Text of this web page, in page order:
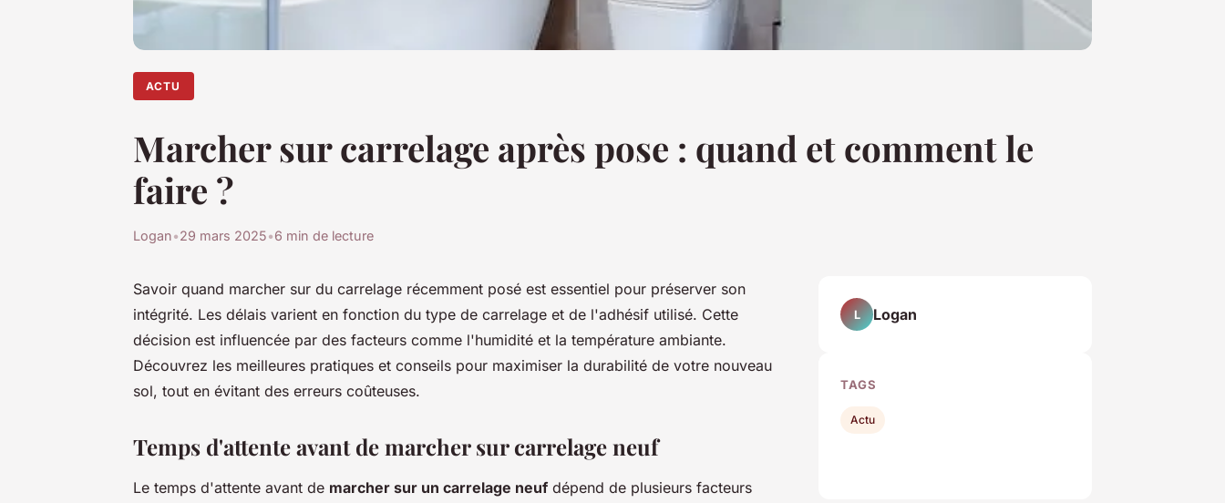
ACTU
Marcher sur carrelage après pose : quand et comment le
faire ?
Logan•29 mars 2025•6 min de lecture
Savoir quand marcher sur du carrelage récemment posé est essentiel pour préserver son
intégrité. Les délais varient en fonction du type de carrelage et de l'adhésif utilisé. Cette
décision est influencée par des facteurs comme l'humidité et la température ambiante.
Découvrez les meilleures pratiques et conseils pour maximiser la durabilité de votre nouveau
sol, tout en évitant des erreurs coûteuses.
Temps d'attente avant de marcher sur carrelage neuf
Le temps d'attente avant de marcher sur un carrelage neuf dépend de plusieurs facteurs
L Logan
TAGS
Actu